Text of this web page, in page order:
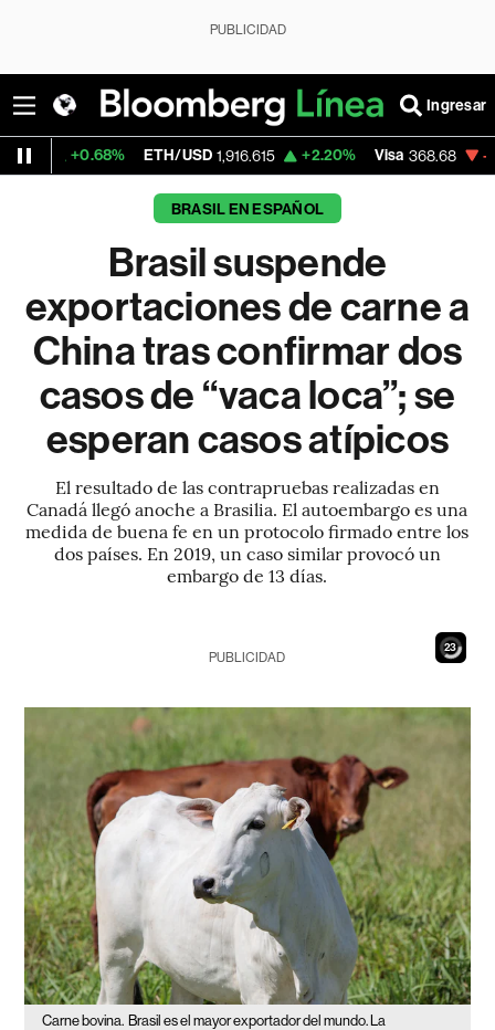
PUBLICIDAD
Ingresar
ETH/USD 1,916.615 +2.20% Visa 368.68 -0.25%
BRASIL EN ESPAÑOL
Brasil suspende
exportaciones de carne a
China tras confirmar dos
casos de “vaca loca”; se
esperan casos atípicos
El resultado de las contrapruebas realizadas en
Canadá llegó anoche a Brasilia. El autoembargo es una
medida de buena fe en un protocolo firmado entre los
dos países. En 2019, un caso similar provocó un
embargo de 13 días.
21
PUBLICIDAD
Carne bovina. Brasil es el mayor exportador del mundo. La